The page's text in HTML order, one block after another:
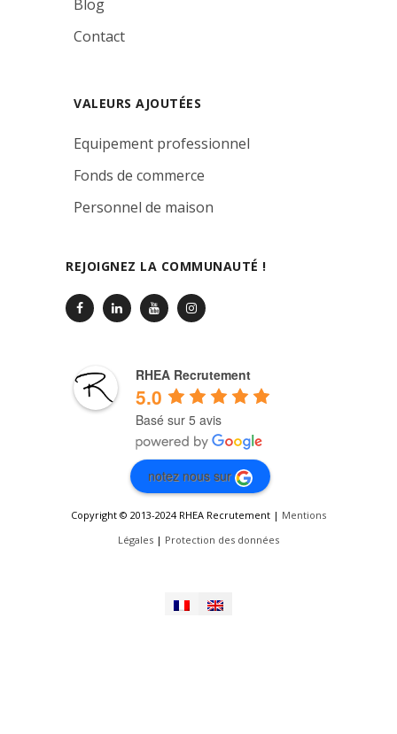
Blog
Contact
VALEURS AJOUTÉES
Equipement professionnel
Fonds de commerce
Personnel de maison
REJOIGNEZ LA COMMUNAUTÉ !
RHEA Recrutement
5.0
Basé sur 5 avis
notez nous sur
Copyright © 2013-2024 RHEA Recrutement | Mentions
Légales | Protection des données